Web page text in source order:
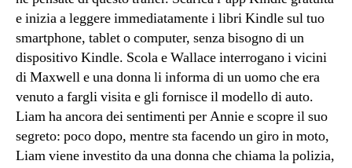
e inizia a leggere immediatamente i libri Kindle sul tuo
smartphone, tablet o computer, senza bisogno di un
dispositivo Kindle. Scola e Wallace interrogano i vicini
di Maxwell e una donna li informa di un uomo che era
venuto a fargli visita e gli fornisce il modello di auto.
Liam ha ancora dei sentimenti per Annie e scopre il suo
segreto: poco dopo, mentre sta facendo un giro in moto,
Liam viene investito da una donna che chiama la polizia,